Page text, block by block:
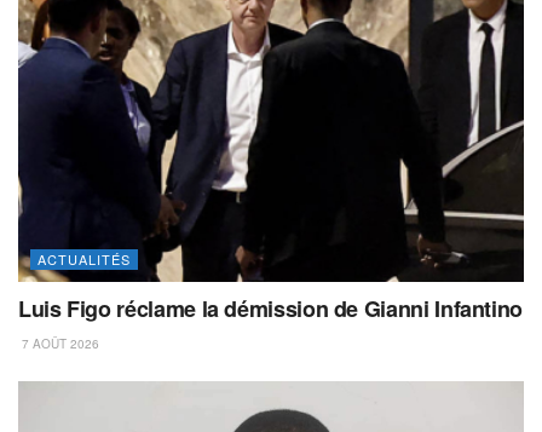
ACTUALITÉS
Luis Figo réclame la démission de Gianni Infantino
7 AOÛT 2026